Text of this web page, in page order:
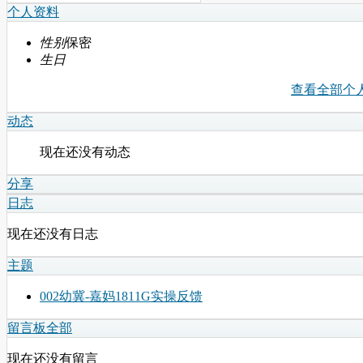
个人资料
性别保密
生日
查看全部个
动态
现在还没有动态
分享
日志
现在还没有日志
主题
002幼冀-嘉妈1811G实操反馈
留言板全部
现在还没有留言